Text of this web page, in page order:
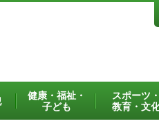
健康・福祉・
子ども
スポーツ・
教育・文